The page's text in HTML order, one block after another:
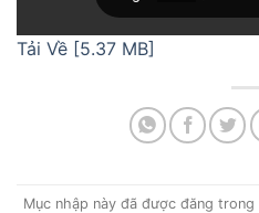
Tải Về [5.37 MB]
Mục nhập này đã được đăng trong